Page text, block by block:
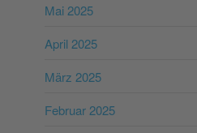
Mai 2025
April 2025
März 2025
Februar 2025